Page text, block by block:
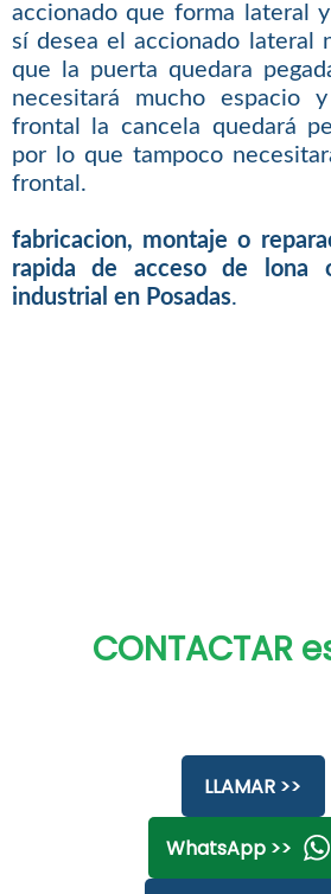
accionado que forma lateral
sí desea el accionado lateral
que la puerta quedara
necesitará mucho espacio
frontal la cancela quedará
por lo que tampoco
frontal.
fabricacion, montaje o
rapida de acceso de lona
industrial en Posadas.
CONTACTAR
LLAMAR >>
WhatsApp >>